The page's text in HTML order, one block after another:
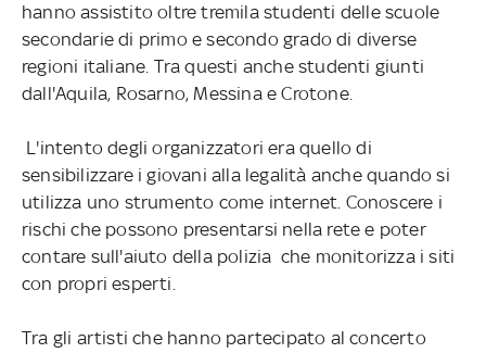
hanno assistito oltre tremila studenti delle scuole
secondarie di primo e secondo grado di diverse
regioni italiane. Tra questi anche studenti giunti
dall'Aquila, Rosarno, Messina e Crotone.
L'intento degli organizzatori era quello di
sensibilizzare i giovani alla legalità anche quando si
utilizza uno strumento come internet. Conoscere i
rischi che possono presentarsi nella rete e poter
contare sull'aiuto della polizia che monitorizza i siti
con propri esperti.
Tra gli artisti che hanno partecipato al concerto